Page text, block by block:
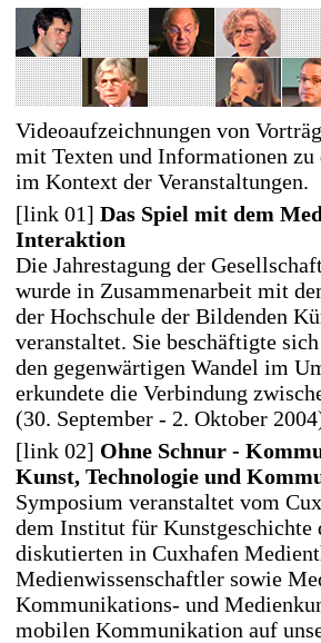
Videoaufzeichnungen von
mit Texten und Informationen zu
im Kontext der Veranstaltungen.
[link 01] Das Spiel mit dem
Interaktion
Die Jahrestagung der
wurde in Zusammenarbeit mit
der Hochschule der Bildenden
veranstaltet. Sie beschäftigte
den gegenwärtigen Wandel im
erkundete die Verbindung
(30. September - 2. Oktober
[link 02] Ohne Schnur -
Kunst, Technologie und
Symposium veranstaltet vom
dem Institut für Kunstgeschichte
diskutierten in Cuxhafen
Medienwissenschaftler sowie
Kommunikations- und
mobilen Kommunikation auf